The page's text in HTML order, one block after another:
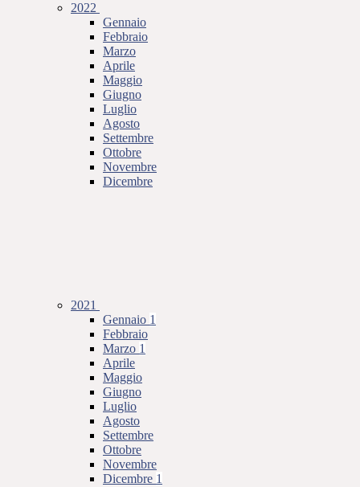
2022
Gennaio
Febbraio
Marzo
Aprile
Maggio
Giugno
Luglio
Agosto
Settembre
Ottobre
Novembre
Dicembre
2021
Gennaio 1
Febbraio
Marzo 1
Aprile
Maggio
Giugno
Luglio
Agosto
Settembre
Ottobre
Novembre
Dicembre 1